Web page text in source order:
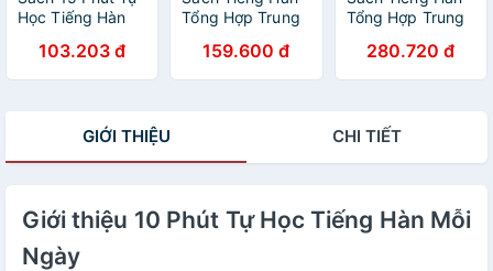
Học Tiếng Hàn
103.203 đ
Tổng Hợp Trung
Mới – Đen Trắng)
159.600 đ
Tổng Hợp Trung
Mới - In Màu)
280.720 đ
GIỚI THIỆU CHI TIẾT
Giới thiệu 10 Phút Tự Học Tiếng Hàn Mỗi
Ngày